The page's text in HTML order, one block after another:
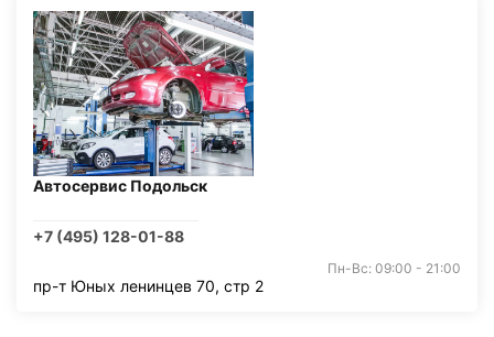
Автосервис Подольск
+7 (495) 128-01-88
Пн-Вс: 09:00 - 21:00
пр-т Юных ленинцев 70, стр 2